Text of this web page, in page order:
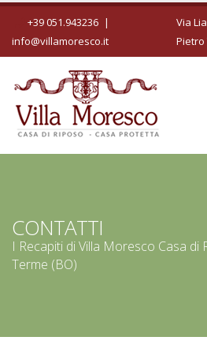
+39 051.943236 |
info@villamoresco.it
Via
Pietro
CONTATTI
I Recapiti di Villa Moresco Casa di
Terme (BO)